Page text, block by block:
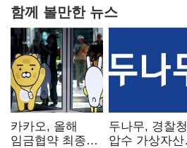
함께 볼만한 뉴스
카카오, 올해
임금협약 최종
두나무, 경찰청
압수 가상자산